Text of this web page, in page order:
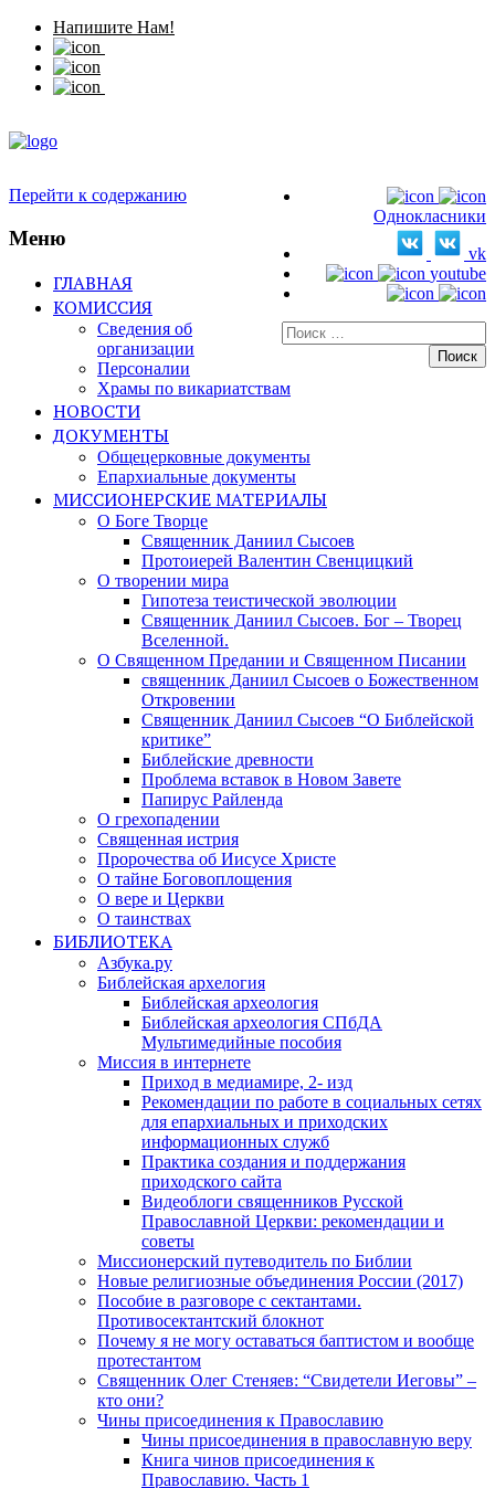
Напишите Нам!
Однокласники
vk
youtube
Искать:
Перейти к содержанию
Меню
ГЛАВНАЯ
КОМИССИЯ
Сведения об
организации
Персоналии
Храмы по викариатствам
НОВОСТИ
ДОКУМЕНТЫ
Общецерковные документы
Епархиальные документы
МИССИОНЕРСКИЕ МАТЕРИАЛЫ
О Боге Творце
Священник Даниил Сысоев
Протоиерей Валентин Свенцицкий
О творении мира
Гипотеза теистической эволюции
Священник Даниил Сысоев. Бог – Творец
Вселенной.
О Священном Предании и Священном Писании
священник Даниил Сысоев о Божественном
Откровении
Священник Даниил Сысоев “О Библейской
критике”
Библейские древности
Проблема вставок в Новом Завете
Папирус Райленда
О грехопадении
Священная истрия
Пророчества об Иисусе Христе
О тайне Боговоплощения
О вере и Церкви
О таинствах
БИБЛИОТЕКА
Азбука.ру
Библейская архелогия
Библейская археология
Библейская археология СПбДА
Мультимедийные пособия
Миссия в интернете
Приход в медиамире, 2- изд
Рекомендации по работе в социальных сетях
для епархиальных и приходских
информационных служб
Практика создания и поддержания
приходского сайта
Видеоблоги священников Русской
Православной Церкви: рекомендации и
советы
Миссионерский путеводитель по Библии
Новые религиозные объединения России (2017)
Пособие в разговоре с сектантами.
Противосектантский блокнот
Почему я не могу оставаться баптистом и вообще
протестантом
Священник Олег Стеняев: “Свидетели Иеговы” –
кто они?
Чины присоединения к Православию
Чины присоединения в православную веру
Книга чинов присоединения к
Православию. Часть 1